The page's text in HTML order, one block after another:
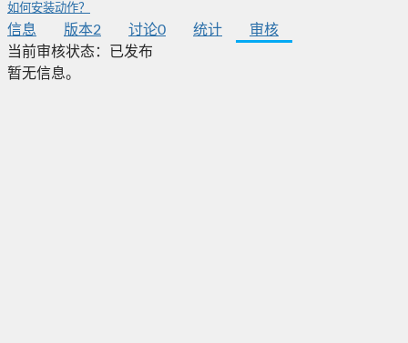
如何安装动作？
信息 版本2 讨论0 统计
审核
当前审核状态：
已发布
暂无信息。